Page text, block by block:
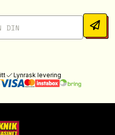
Lynrask levering